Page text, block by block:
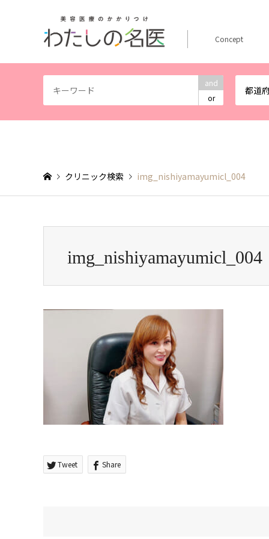
and
or
都道
Concept
クリニック検索 img_nishiyamayumicl_004
img_nishiyamayumicl_004
Tweet Share